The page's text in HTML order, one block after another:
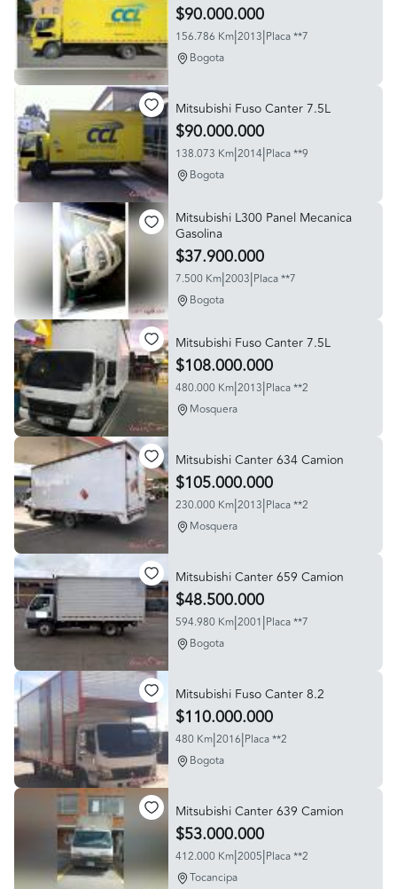
$90.000.000
156.786 Km|2013|Placa **7
Bogota
Mitsubishi Fuso Canter 7.5L
$90.000.000
138.073 Km|2014|Placa **9
Bogota
Mitsubishi L300 Panel Mecanica
Gasolina
$37.900.000
7.500 Km|2003|Placa **7
Bogota
Mitsubishi Fuso Canter 7.5L
$108.000.000
480.000 Km|2013|Placa **2
Mosquera
Mitsubishi Canter 634 Camion
$105.000.000
230.000 Km|2013|Placa **2
Mosquera
Mitsubishi Canter 659 Camion
$48.500.000
594.980 Km|2001|Placa **7
Bogota
Mitsubishi Fuso Canter 8.2
$110.000.000
480 Km|2016|Placa **2
Bogota
Mitsubishi Canter 639 Camion
$53.000.000
412.000 Km|2005|Placa **2
Tocancipa